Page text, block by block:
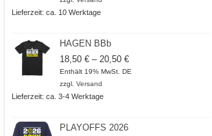
Lieferzeit: ca. 10 Werktage
HAGEN BBb
18,50 € – 20,50 €Preisspanne:
18,50 €
Enthält 19% MwSt. DE
zzgl. Versand
Lieferzeit: ca. 3-4 Werktage
PLAYOFFS 2026